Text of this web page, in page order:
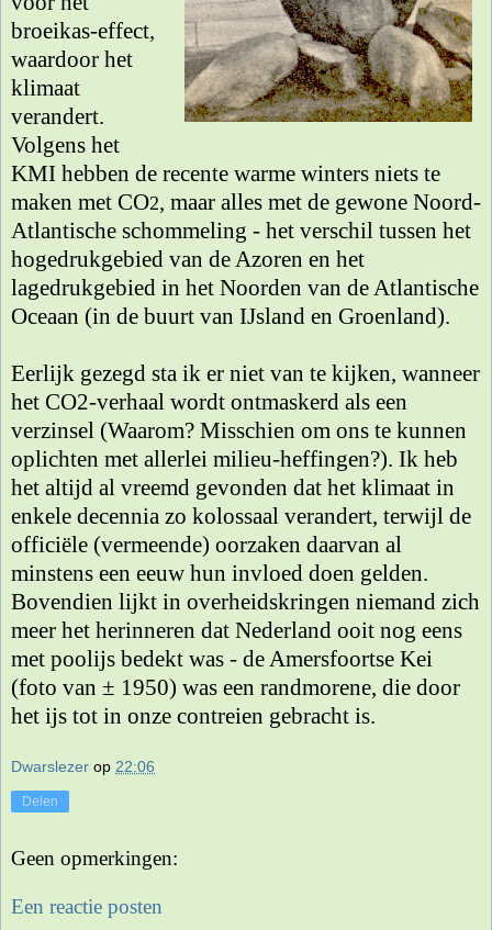
broeikas-effect,
waardoor het
klimaat
verandert.
Volgens het
KMI hebben de recente warme winters niets te
maken met CO2, maar alles met de gewone Noord-
Atlantische schommeling - het verschil tussen het
hogedrukgebied van de Azoren en het
lagedrukgebied in het Noorden van de Atlantische
Oceaan (in de buurt van IJsland en Groenland).
Eerlijk gezegd sta ik er niet van te kijken, wanneer
het CO2-verhaal wordt ontmaskerd als een
verzinsel (Waarom? Misschien om ons te kunnen
oplichten met allerlei milieu-heffingen?). Ik heb
het altijd al vreemd gevonden dat het klimaat in
enkele decennia zo kolossaal verandert, terwijl de
officiële (vermeende) oorzaken daarvan al
minstens een eeuw hun invloed doen gelden.
Bovendien lijkt in overheidskringen niemand zich
meer het herinneren dat Nederland ooit nog eens
met poolijs bedekt was - de Amersfoortse Kei
(foto van ± 1950) was een randmorene, die door
het ijs tot in onze contreien gebracht is.
Dwarslezer op 22:06
Delen
Geen opmerkingen:
Een reactie posten